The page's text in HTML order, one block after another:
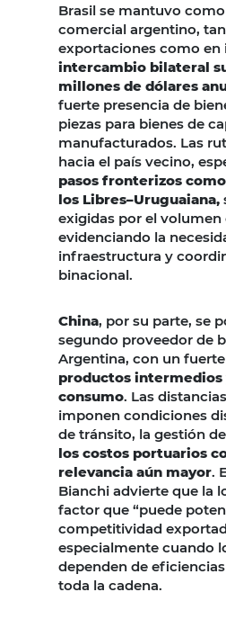
Brasil se mantuvo
comercial argentino,
exportaciones como en
intercambio bilateral
millones de dólares
fuerte presencia de
piezas para bienes de
manufacturados. Las
hacia el país vecino,
pasos fronterizos
los Libres–Uruguaiana,
exigidas por el volumen
evidenciando la
infraestructura y
binacional.
China, por su parte, se
segundo proveedor de
Argentina, con un
productos intermedios
consumo. Las
imponen condiciones
de tránsito, la gestión
los costos portuarios
relevancia aún mayor.
Bianchi advierte que la
factor que “puede
competitividad
especialmente cuando
dependen de
toda la cadena.